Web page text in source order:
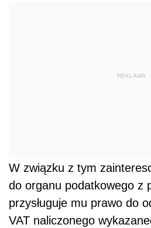
REKLAMA
W związku z tym
do organu podatkowego z
przysługuje mu prawo do
VAT naliczonego